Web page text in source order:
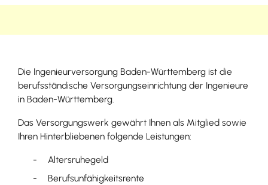
Die Ingenieurversorgung Baden-Württemberg ist die
berufsständische Versorgungseinrichtung der Ingenieure
in Baden-Württemberg.
Das Versorgungswerk gewährt Ihnen als Mitglied sowie
Ihren Hinterbliebenen folgende Leistungen:
Altersruhegeld
Berufsunfähigkeitsrente